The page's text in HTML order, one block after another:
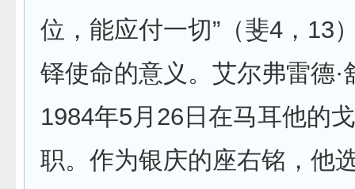
位，能应付一切”（斐4，13
铎使命的意义。艾尔弗雷德·
1984年5月26日在马耳他的
职。作为银庆的座右铭，他